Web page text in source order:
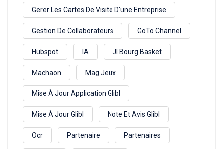
Gerer Les Cartes De Visite D'une Entreprise
Gestion De Collaborateurs GoTo Channel
Hubspot IA Jl Bourg Basket
Machaon Mag Jeux
Mise À Jour Application Glibl
Mise À Jour Glibl Note Et Avis Glibl
Ocr Partenaire Partenaires